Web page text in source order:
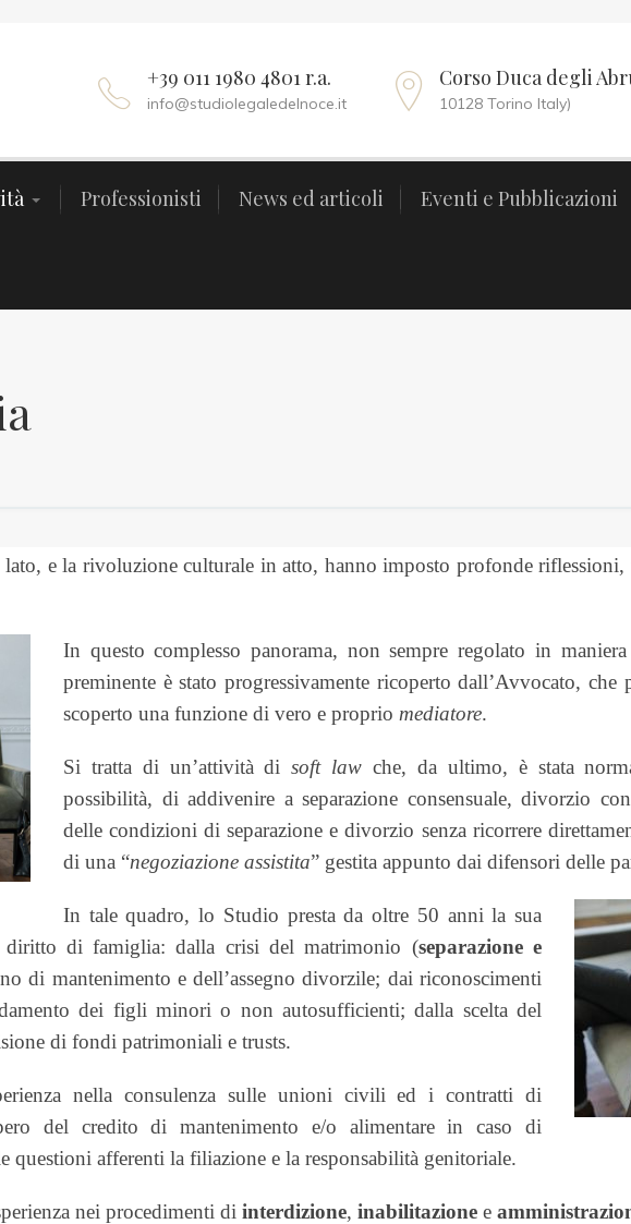
+39 011 1980 4801 r.a.
info@studiolegaledelnoce.it
Corso Duca degli
10128 Torino Italy)
Professionisti News ed articoli Eventi e Pubblicazioni
Professionisti News ed articoli Eventi e Pubblicazioni
e la rivoluzione culturale in atto, hanno imposto profonde
In questo complesso panorama, non sempre regolato in
preminente è stato progressivamente ricoperto dall’Avvocato,
scoperto una funzione di vero e proprio mediatore.
Si tratta di un’attività disoft law che, da ultimo, è stata
possibilità, di addivenire a separazione consensuale, divorzio
delle condizioni di separazione e divorzio senza ricorrere
di una “negoziazione assistita” gestita appunto dai difensori delle
In tale quadro, lo Studio presta da oltre 50 anni la sua
diritto di famiglia: dalla crisi del matrimonio (separazione e
di mantenimento e dell’assegno divorzile; dai riconoscimenti
dei figli minori o non autosufficienti; dalla scelta del
di fondi patrimoniali e trusts.
nella consulenza sulle unioni civili ed i contratti di
del credito di mantenimento e/o alimentare in caso di
questioni afferenti la filiazione e la responsabilità genitoriale.
nei procedimenti di interdizione, inabilitazione e